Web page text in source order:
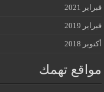
فبراير 2021
فبراير 2019
أكتوبر 2018
مواقع تهمك